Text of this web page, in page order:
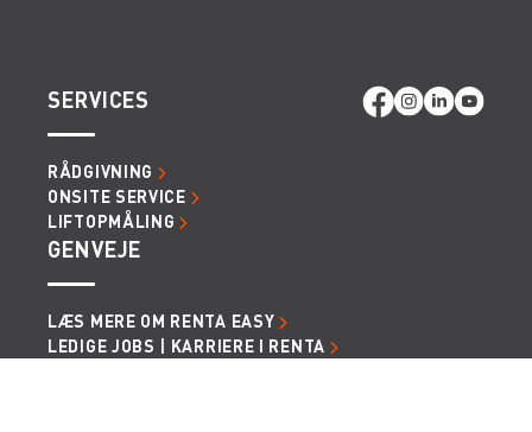
SERVICES
RÅDGIVNING
ONSITE SERVICE
LIFTOPMÅLING
GENVEJE
LÆS MERE OM RENTA EASY
LEDIGE JOBS | KARRIERE I RENTA